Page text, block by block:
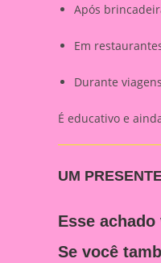
Após
Em
Durante
É educativo e
UM
Esse
Se você